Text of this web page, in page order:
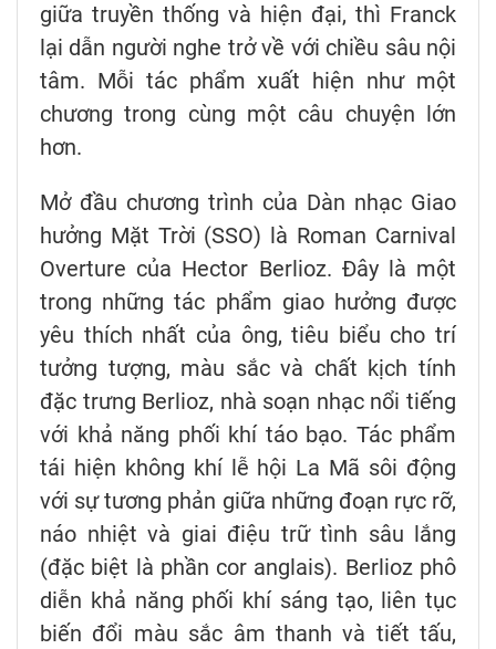
giữa truyền thống và hiện đại, thì Franck
lại dẫn người nghe trở về với chiều sâu nội
tâm. Mỗi tác phẩm xuất hiện như một
chương trong cùng một câu chuyện lớn
hơn.
Mở đầu chương trình của Dàn nhạc Giao
hưởng Mặt Trời (SSO) là Roman Carnival
Overture của Hector Berlioz. Đây là một
trong những tác phẩm giao hưởng được
yêu thích nhất của ông, tiêu biểu cho trí
tưởng tượng, màu sắc và chất kịch tính
đặc trưng Berlioz, nhà soạn nhạc nổi tiếng
với khả năng phối khí táo bạo. Tác phẩm
tái hiện không khí lễ hội La Mã sôi động
với sự tương phản giữa những đoạn rực rỡ,
náo nhiệt và giai điệu trữ tình sâu lắng
(đặc biệt là phần cor anglais). Berlioz phô
diễn khả năng phối khí sáng tạo, liên tục
biến đổi màu sắc âm thanh và tiết tấu,